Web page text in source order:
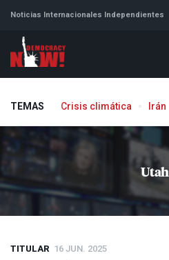
Noticias Internacionales Independientes
TEMAS Crisis climática Irán
Utah
TITULAR 16 JUN. 2025